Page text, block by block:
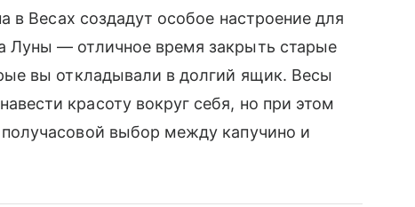
в Весах создадут особое настроение для
Луны — отличное время закрыть старые
вы откладывали в долгий ящик. Весы
красоту вокруг себя, но при этом
выбор между капучино и